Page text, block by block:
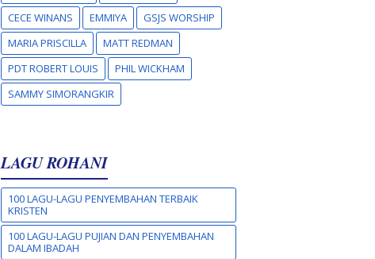
CECE WINANS
EMMIYA
GSJS WORSHIP
MARIA PRISCILLA
MATT REDMAN
PDT ROBERT LOUIS
PHIL WICKHAM
SAMMY SIMORANGKIR
LAGU ROHANI
100 LAGU-LAGU PENYEMBAHAN TERBAIK
KRISTEN
100 LAGU-LAGU PUJIAN DAN PENYEMBAHAN
DALAM IBADAH